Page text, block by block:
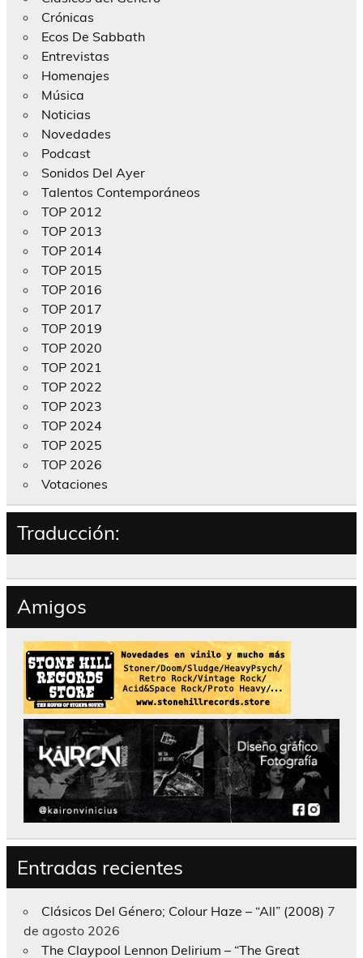
Crónicas
Ecos De Sabbath
Entrevistas
Homenajes
Música
Noticias
Novedades
Podcast
Sonidos Del Ayer
Talentos Contemporáneos
TOP 2012
TOP 2013
TOP 2014
TOP 2015
TOP 2016
TOP 2017
TOP 2019
TOP 2020
TOP 2021
TOP 2022
TOP 2023
TOP 2024
TOP 2025
TOP 2026
Votaciones
Traducción:
Amigos
Entradas recientes
Clásicos Del Género; Colour Haze – “All” (2008) 7
de agosto 2026
The Claypool Lennon Delirium – “The Great